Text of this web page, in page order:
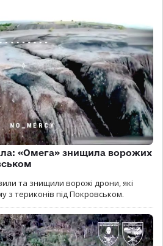
«Омега» знищила ворожих
та знищили ворожі дрони, які
з териконів під Покровськом.